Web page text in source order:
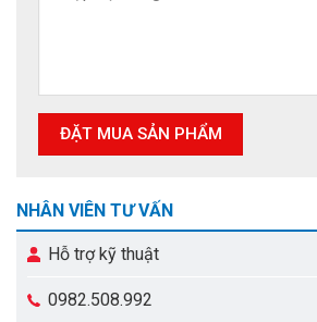
NHÂN VIÊN TƯ VẤN
Hỗ trợ kỹ thuật
0982.508.992